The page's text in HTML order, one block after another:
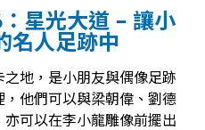
星光大道 - 讓小
名人足跡中
地，是小朋友與偶像足跡
他們可以與梁朝偉、劉德
可以在李小龍雕像前擺出